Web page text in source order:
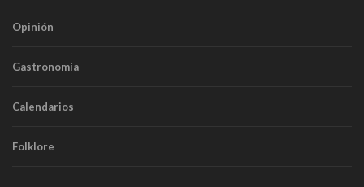
Opinión
Gastronomía
Calendarios
Folklore